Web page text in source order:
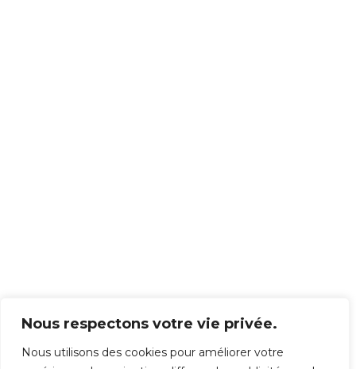
Nous respectons votre vie privée.
Nous utilisons des cookies pour améliorer votre